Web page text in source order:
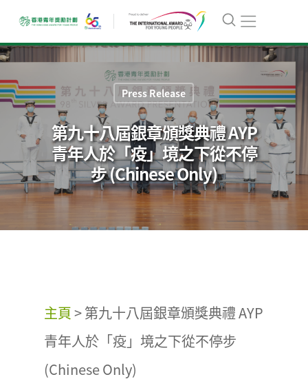
Press Release
第九十八屆銀章頒獎典禮 AYP
青年人於「疫」境之下從不停
步 (Chinese Only)
主頁>第九十八屆銀章頒獎典禮 AYP
青年人於「疫」境之下從不停步
(Chinese Only)